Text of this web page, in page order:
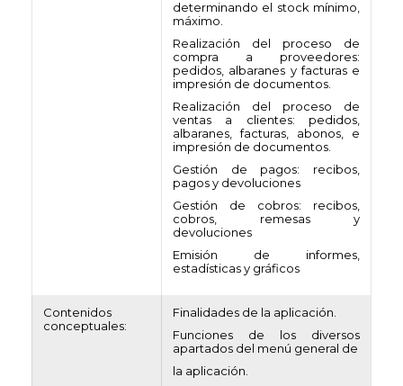
determinando el stock mínimo,
máximo.
Realización del proceso de
compra a proveedores:
pedidos, albaranes y facturas e
impresión de documentos.
Realización del proceso de
ventas a clientes: pedidos,
albaranes, facturas, abonos, e
impresión de documentos.
Gestión de pagos: recibos,
pagos y devoluciones
Gestión de cobros: recibos,
cobros, remesas y
devoluciones
Emisión de informes,
estadísticas y gráficos
Contenidos
conceptuales:
Finalidades de la aplicación.
Funciones de los diversos
apartados del menú general de
la aplicación.